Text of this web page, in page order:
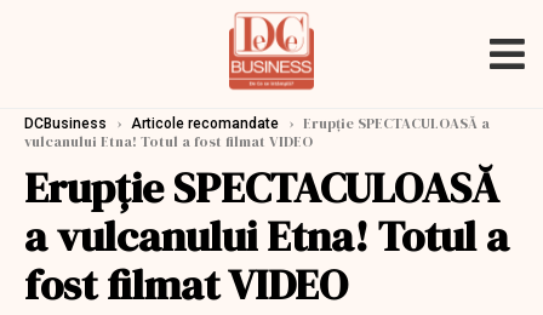
DCBusiness › Articole recomandate › Erupție SPECTACULOASĂ a
vulcanului Etna! Totul a fost filmat VIDEO
Erupție SPECTACULOASĂ
a vulcanului Etna! Totul a
fost filmat VIDEO